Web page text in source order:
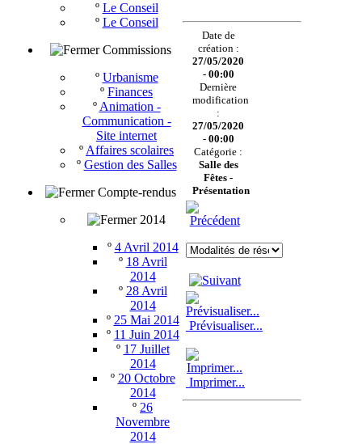
º Le Conseil
º Le Conseil
Commissions
º Urbanisme
º Finances
º Animation -
Communication -
Site internet
º Affaires scolaires
º Gestion des Salles
Compte-rendus
2014
º 4 Avril 2014
º 18 Avril
2014
º 28 Avril
2014
º 25 Mai 2014
º 11 Juin 2014
º 17 Juillet
2014
º 20 Octobre
2014
º 26
Novembre
2014
Date de
création :
27/05/2020
- 00:00
Dernière
modification
:
27/05/2020
- 00:00
Catégorie :
Salle des
Fêtes -
Présentation
Prévisualiser...
Imprimer...